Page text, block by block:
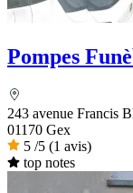
Pompes
243 avenue Francis
01170 Gex
5 /5 (1 avis)
top notes